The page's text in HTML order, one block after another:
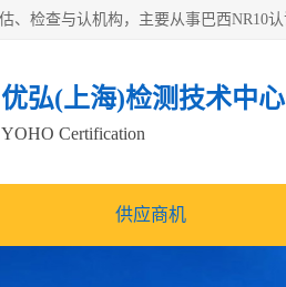
优弘(上海)检测技术中心
YOHO Certification
供应商机